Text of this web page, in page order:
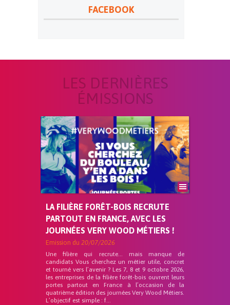
FACEBOOK
LES DERNIÈRES
ÉMISSIONS
LA FILIÈRE FORÊT-BOIS RECRUTE
PARTOUT EN FRANCE, AVEC LES
JOURNÉES VERY WOOD MÉTIERS !
Emission du 20/07/2026
Une filière qui recrute… mais manque de
candidats Vous cherchez un métier utile, concret
et tourné vers l’avenir ? Les 7, 8 et 9 octobre 2026,
les entreprises de la filière forêt-bois ouvrent leurs
portes partout en France à l’occasion de la
quatrième édition des journées Very Wood Métiers.
L’objectif est simple : f...